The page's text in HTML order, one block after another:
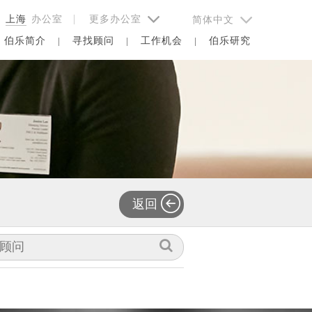
上海 办公室 | 更多办公室 简体中文
伯乐简介 寻找顾问 工作机会 伯乐研究
返回